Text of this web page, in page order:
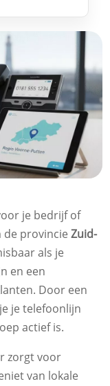
je bedrijf of
de provincieZuid-
als je
en een
Door een
je telefoonlijn
actief is.
zorgt voor
van lokale